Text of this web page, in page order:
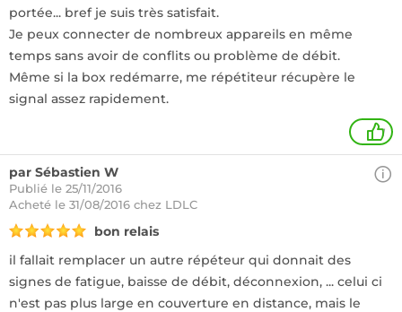
portée... bref je suis très satisfait.
Je peux connecter de nombreux appareils en même
temps sans avoir de conflits ou problème de débit.
Même si la box redémarre, me répétiteur récupère le
signal assez rapidement.
1
par Sébastien W
Publié le 25/11/2016
Acheté le 31/08/2016 chez LDLC
bon relais
il fallait remplacer un autre répéteur qui donnait des
signes de fatigue, baisse de débit, déconnexion, ... celui ci
n'est pas plus large en couverture en distance, mais le